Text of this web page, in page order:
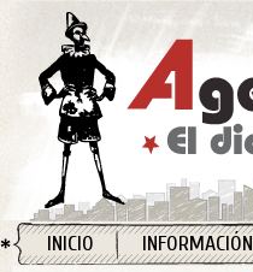
INICIO INFORMACIÓN